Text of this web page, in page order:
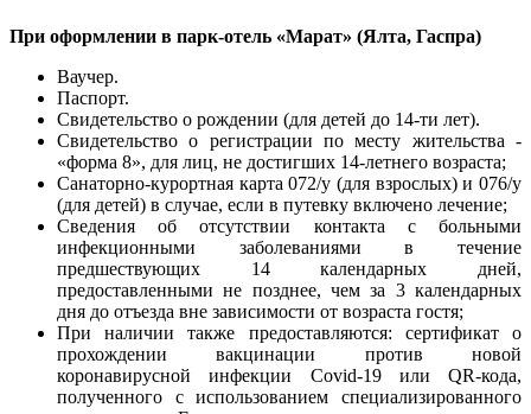
При оформлении в парк-отель «Марат» (Ялта, Гаспра)
Ваучер.
Паспорт.
Свидетельство о рождении (для детей до 14-ти лет).
Свидетельство о регистрации по месту жительства -
«форма 8», для лиц, не достигших 14-летнего возраста;
Санаторно-курортная карта 072/у (для взрослых) и 076/у
(для детей) в случае, если в путевку включено лечение;
Сведения об отсутствии контакта с больными
инфекционными заболеваниями в течение
предшествующих 14 календарных дней,
предоставленными не позднее, чем за 3 календарных
дня до отъезда вне зависимости от возраста гостя;
При наличии также предоставляются: сертификат о
прохождении вакцинации против новой
коронавирусной инфекции Covid-19 или QR-кода,
полученного с использованием специализированного